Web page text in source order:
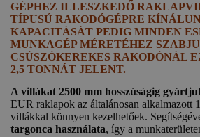
GÉPHEZ ILLESZKEDŐ
TÍPUSÚ RAKODÓGÉPRE
KAPACITÁSÁT PEDIG MINDEN
MUNKAGÉP MÉRETÉHEZ
CSÚSZÓKEREKES RAKODÓNÁL
2,5 TONNÁT JELENT.
A villákat 2500 mm hosszúságig
EUR raklapok az általánosan alkalmazott
villákkal könnyen kezelhetőek.
targonca használata, így a